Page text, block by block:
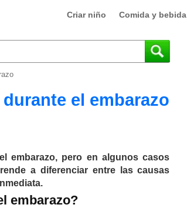
Criar niño Comida y bebida
el embarazo
embarazo, pero en algunos casos
a diferenciar entre las causas
embarazo?